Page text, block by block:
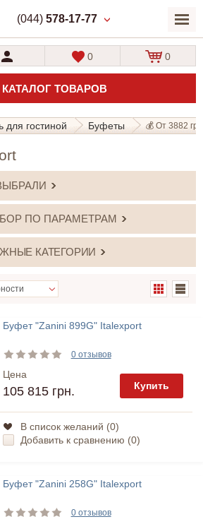
(044) 578-17-77
КАТАЛОГ ТОВАРОВ
0 0
для гостиной Буфеты 💰 От 3882
ПО ПАРАМЕТРАМ
КАТЕГОРИИ
Буфет "Zanini 899G" Italexport
0 отзывов
Цена
105 815 грн. Купить
В список желаний (0)
Добавить к сравнению (0)
Буфет "Zanini 258G" Italexport
0 отзывов